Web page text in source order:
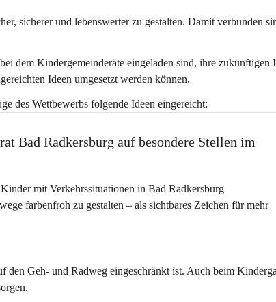
sicherer und lebenswerter zu gestalten. Damit verbunden
dem Kindergemeinderäte eingeladen sind, ihre zukünftigen
Ideen umgesetzt werden können.
des Wettbewerbs folgende Ideen eingereicht:
Bad Radkersburg auf besondere Stellen im
mit Verkehrssituationen in Bad Radkersburg
farbenfroh zu gestalten – als sichtbares Zeichen für mehr
den Geh- und Radweg eingeschränkt ist. Auch beim